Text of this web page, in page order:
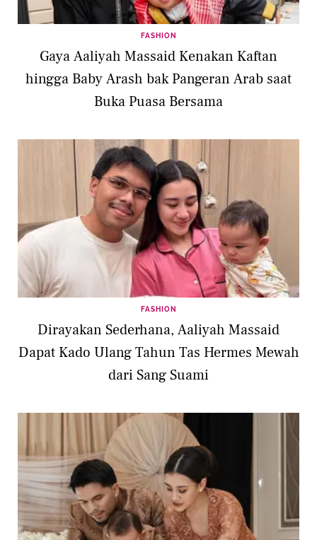
FASHION
Gaya Aaliyah Massaid Kenakan Kaftan
hingga Baby Arash bak Pangeran Arab saat
Buka Puasa Bersama
FASHION
Dirayakan Sederhana, Aaliyah Massaid
Dapat Kado Ulang Tahun Tas Hermes Mewah
dari Sang Suami